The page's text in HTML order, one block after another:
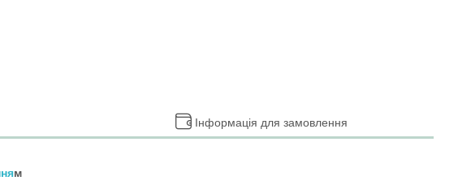
Інформація для замовлення
м